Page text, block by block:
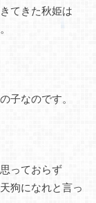
てきた秋姫は
子なのです。
っておらず
狗になれと言っ